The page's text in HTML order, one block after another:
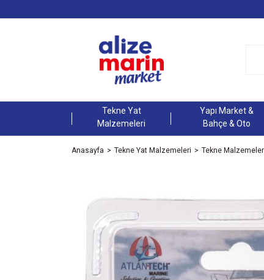
Tekne Yat
Malzemeleri
Yapı Market &
Bahçe & Oto
Anasayfa Tekne Yat Malzemeleri Tekne